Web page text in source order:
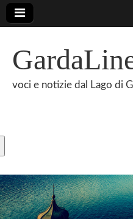
voci e notizie dal Lago di